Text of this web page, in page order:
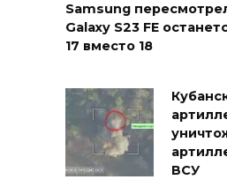
Samsung
Galaxy S23 FE
17 вместо 18
ВСУ